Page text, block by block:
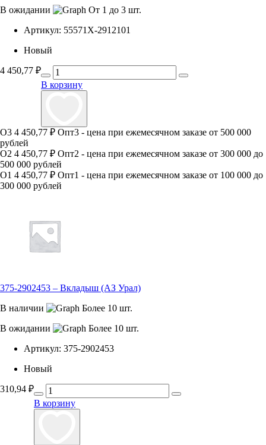
В ожидании
От 1 до 3 шт.
Артикул: 55571Х-2912101
Новый
4 450,77 ₽
В корзину
О3 4 450,77 ₽ Опт3 - цена при ежемесячном заказе от 500 000
рублей
О2 4 450,77 ₽ Опт2 - цена при ежемесячном заказе от 300 000 до
500 000 рублей
О1 4 450,77 ₽ Опт1 - цена при ежемесячном заказе от 100 000 до
300 000 рублей
375-2902453 – Вкладыш (АЗ Урал)
В наличии
Более 10 шт.
В ожидании
Более 10 шт.
Артикул: 375-2902453
Новый
310,94 ₽
В корзину